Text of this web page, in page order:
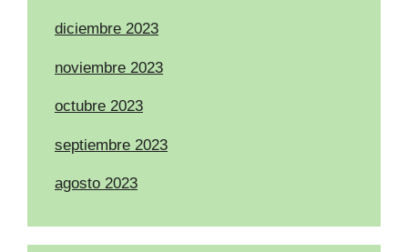
diciembre 2023
noviembre 2023
octubre 2023
septiembre 2023
agosto 2023